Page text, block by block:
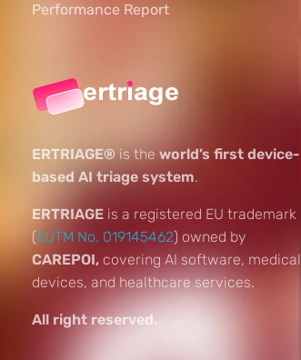
Performance Report
ERTRIAGE® is the world’s first device-
based AI triage system.
ERTRIAGE is a registered EU trademark
(EUTM No. 019145462) owned by
CAREPOI, covering AI software, medical
devices, and healthcare services.
All right reserved.